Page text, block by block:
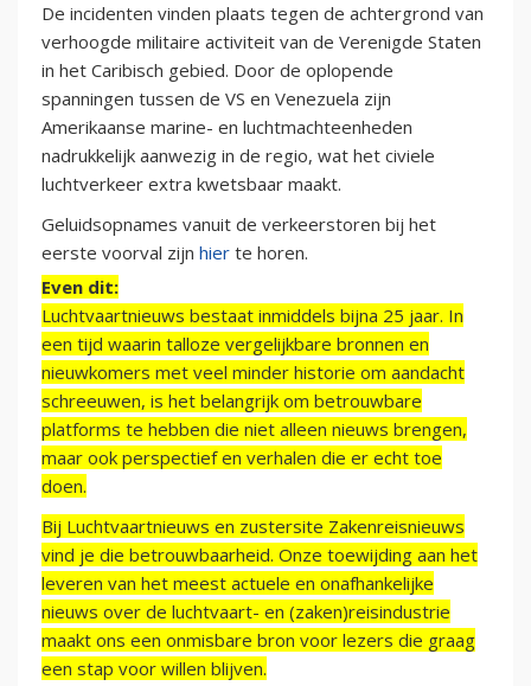
De incidenten vinden plaats tegen de achtergrond van
verhoogde militaire activiteit van de Verenigde Staten
in het Caribisch gebied. Door de oplopende
spanningen tussen de VS en Venezuela zijn
Amerikaanse marine- en luchtmachteenheden
nadrukkelijk aanwezig in de regio, wat het civiele
luchtverkeer extra kwetsbaar maakt.
Geluidsopnames vanuit de verkeerstoren bij het
eerste voorval zijn hier te horen.
Even dit:
Luchtvaartnieuws bestaat inmiddels bijna 25 jaar. In
een tijd waarin talloze vergelijkbare bronnen en
nieuwkomers met veel minder historie om aandacht
schreeuwen, is het belangrijk om betrouwbare
platforms te hebben die niet alleen nieuws brengen,
maar ook perspectief en verhalen die er echt toe
doen.
Bij Luchtvaartnieuws en zustersite Zakenreisnieuws
vind je die betrouwbaarheid. Onze toewijding aan het
leveren van het meest actuele en onafhankelijke
nieuws over de luchtvaart- en (zaken)reisindustrie
maakt ons een onmisbare bron voor lezers die graag
een stap voor willen blijven.